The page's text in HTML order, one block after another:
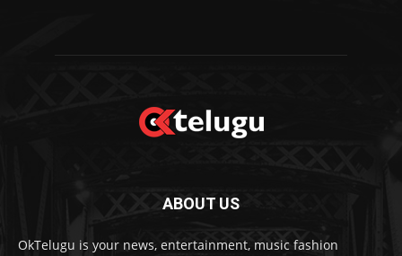
ABOUT US
OkTelugu is your news, entertainment, music fashion